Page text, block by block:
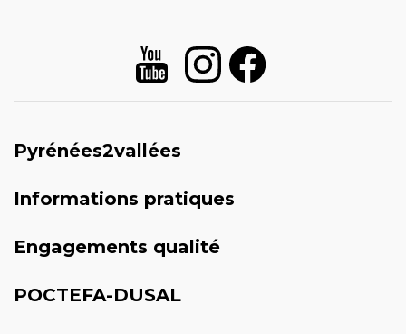
Pyrénées2vallées
Informations pratiques
Engagements qualité
POCTEFA-DUSAL